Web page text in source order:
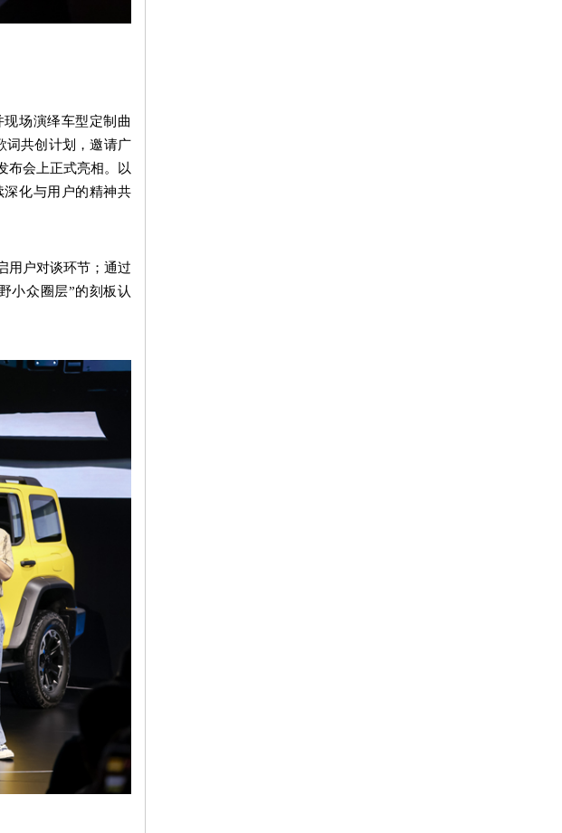
现场演绎车型定制曲
词共创计划，邀请广
布会上正式亮相。以
化与用户的精神共
用户对谈环节；通过
小众圈层”的刻板认